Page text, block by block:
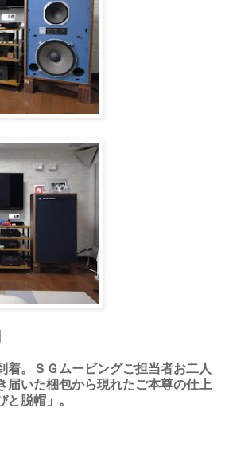
着。ＳＧムービングご担当者お二人
届いた梱包から現れたご本尊の仕上
と脱帽」。